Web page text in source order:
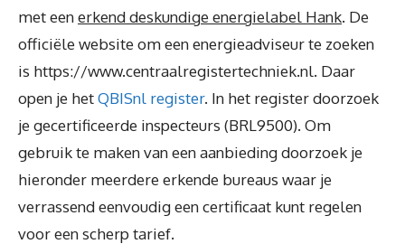
met eenerkend deskundige energielabel Hank. De
officiële website om een energieadviseur te zoeken
is https://www.centraalregistertechniek.nl. Daar
open je hetQBISnl register. In het register doorzoek
je gecertificeerde inspecteurs (BRL9500). Om
gebruik te maken van een aanbieding doorzoek je
hieronder meerdere erkende bureaus waar je
verrassend eenvoudig een certificaat kunt regelen
voor een scherp tarief.